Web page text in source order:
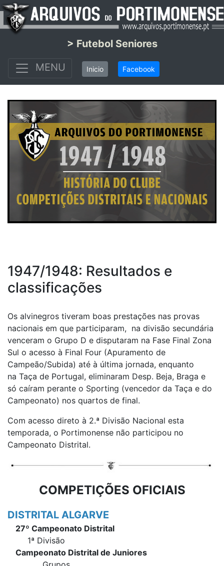
> Futebol Seniores
MENU
Inicio Facebook
1947/1948: Resultados e
classificações
Os alvinegros tiveram boas prestações nas provas
nacionais em que participaram, na divisão secundária
venceram o Grupo D e disputaram na Fase Final Zona
Sul o acesso à Final Four (Apuramento de
Campeão/Subida) até à última jornada, enquanto
na Taça de Portugal, eliminaram Desp. Beja, Braga e
só caíram perante o Sporting (vencedor da Taça e do
Campeonato) nos quartos de final.
Com acesso direto à 2.ª Divisão Nacional esta
temporada, o Portimonense não participou no
Campeonato Distrital.
COMPETIÇÕES OFICIAIS
DISTRITAL ALGARVE
27º Campeonato Distrital
1ª Divisão
Campeonato Distrital de Juniores